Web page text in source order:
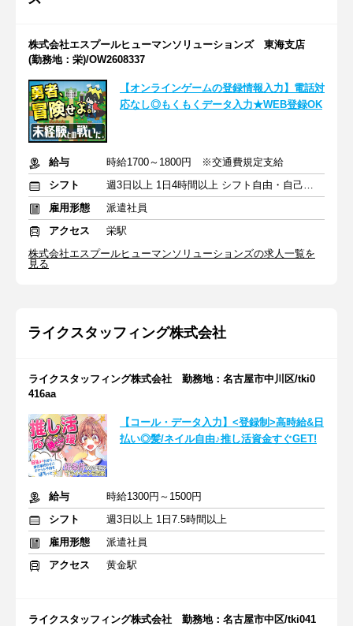
株式会社エスプールヒューマンソリューションズ 東海支店
(勤務地：栄)/OW2608337
【オンラインゲームの登録情報入力】電話対
応なし◎もくもくデータ入力★WEB登録OK
給与
時給1700～1800円 ※交通費規定支給
シフト
週3日以上 1日4時間以上 シフト自由・自己申告
雇用形態
派遣社員
アクセス
栄駅
株式会社エスプールヒューマンソリューションズの求人一覧を
見る
ライクスタッフィング株式会社
ライクスタッフィング株式会社 勤務地：名古屋市中川区/tki0
416aa
【コール・データ入力】<登録制>高時給&日
払い◎髪/ネイル自由♪推し活資金すぐGET!
給与
時給1300円～1500円
シフト
週3日以上 1日7.5時間以上
雇用形態
派遣社員
アクセス
黄金駅
ライクスタッフィング株式会社 勤務地：名古屋市中区/tki041